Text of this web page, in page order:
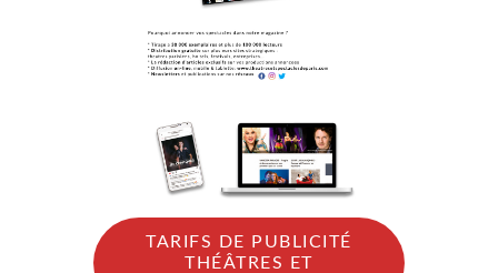
TARIFS DE PUBLICITÉ
THÉÂTRES ET